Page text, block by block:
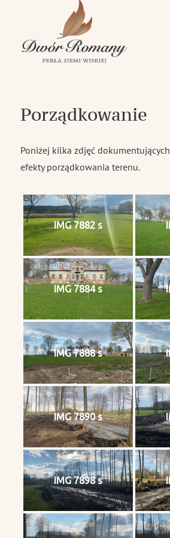
Porządkowanie
Poniżej kilka zdjęć
efekty porządkowania terenu.
IMG 7882 s
IMG 7884 s
IMG 7888 s
IMG 7890 s
IMG 7898 s